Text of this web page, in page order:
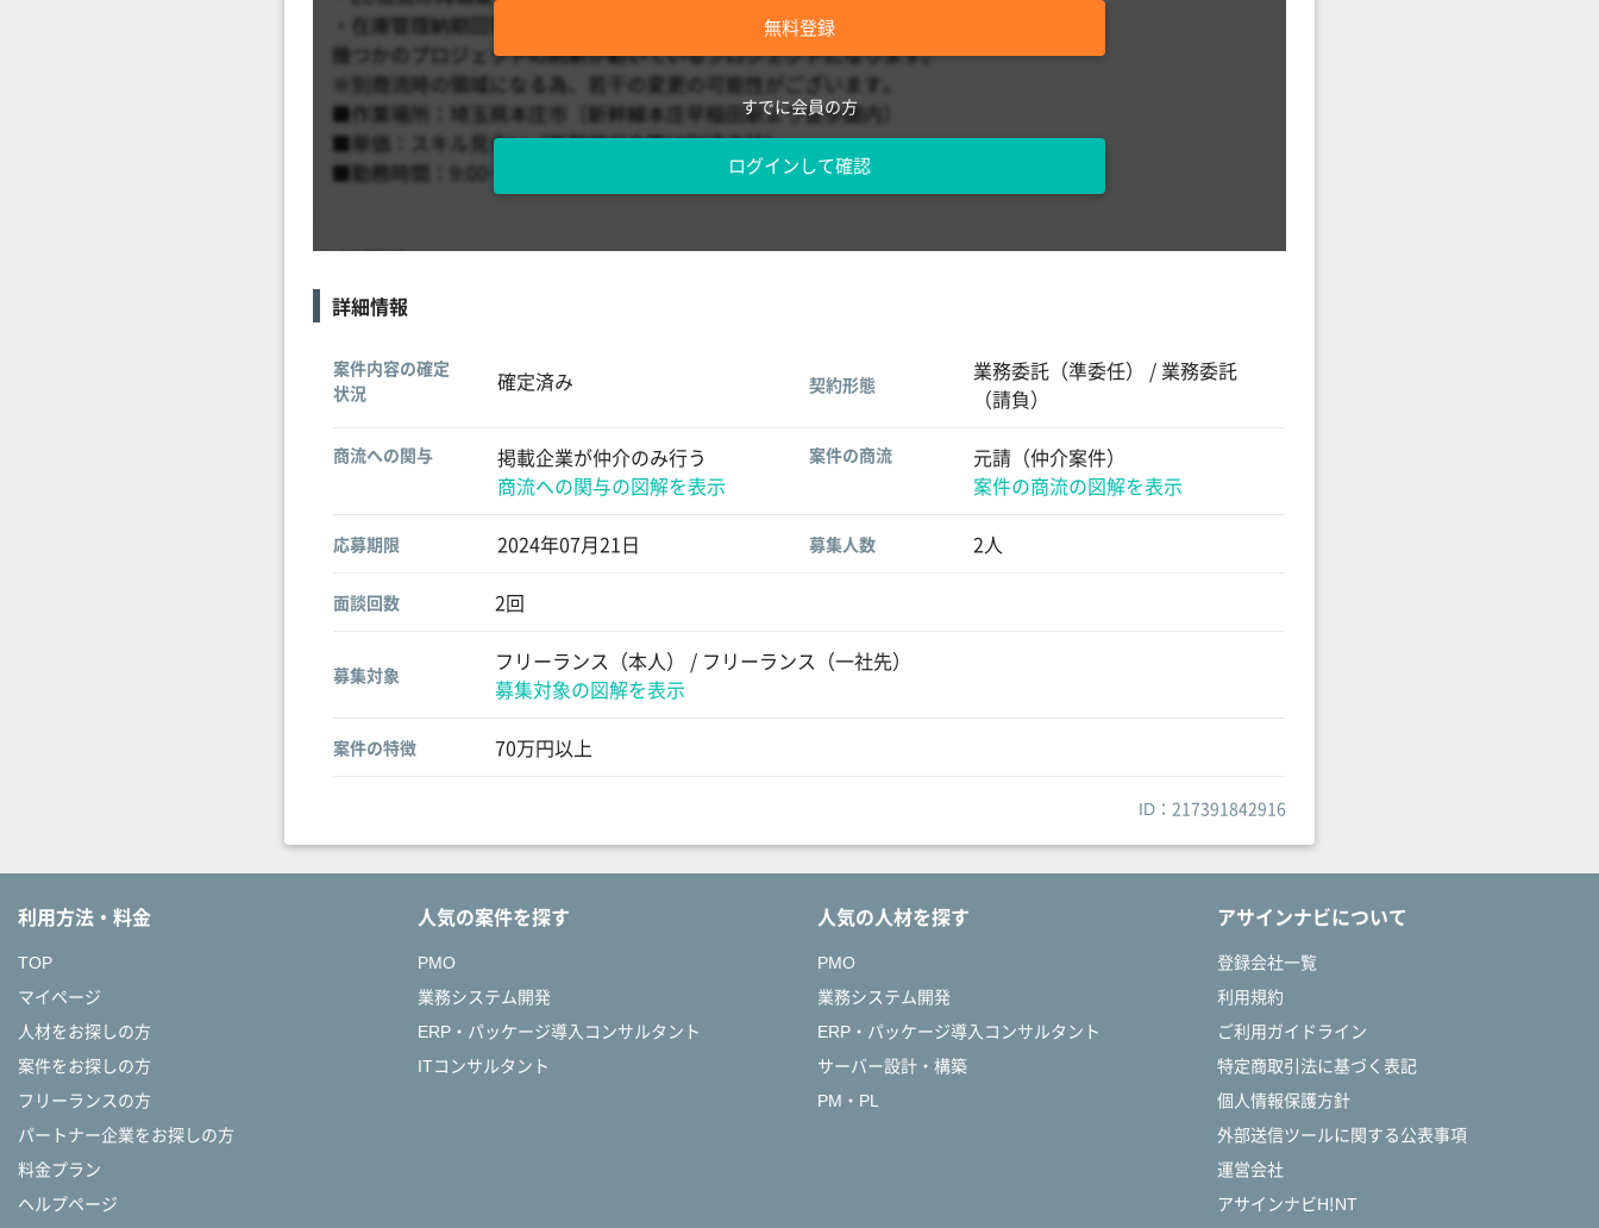
無料登録
すでに会員の方
ログインして確認
詳細情報
案件内容の確定
状況
確定済み 契約形態
業務委託（準委任） / 業務委託
（請負）
商流への関与
掲載企業が仲介のみ行う
商流への関与の図解を表示
案件の商流
元請（仲介案件）
案件の商流の図解を表示
応募期限 2024年07月21日 募集人数 2人
面談回数 2回
募集対象
フリーランス（本人） / フリーランス（一社先）
募集対象の図解を表示
案件の特徴 70万円以上
ID：217391842916
利用方法・料金
TOP
マイページ
人材をお探しの方
案件をお探しの方
フリーランスの方
パートナー企業をお探しの方
料金プラン
ヘルプページ
人気の案件を探す
PMO
業務システム開発
ERP・パッケージ導入コンサルタント
ITコンサルタント
人気の人材を探す
PMO
業務システム開発
ERP・パッケージ導入コンサルタント
サーバー設計・構築
PM・PL
アサインナビについて
登録会社一覧
利用規約
ご利用ガイドライン
特定商取引法に基づく表記
個人情報保護方針
外部送信ツールに関する公表事項
運営会社
アサインナビH!NT